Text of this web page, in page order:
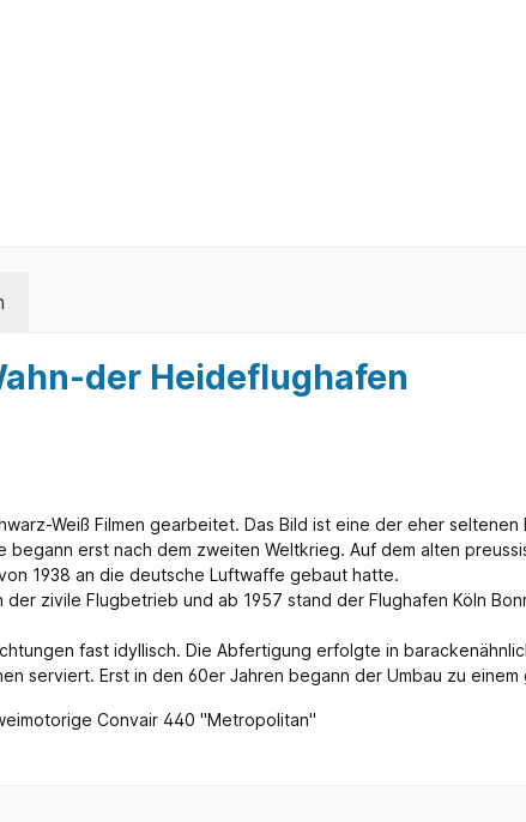
der Heideflughafen
Weiß Filmen gearbeitet. Das Bild ist eine der eher seltenen
begann erst nach dem zweiten Weltkrieg. Auf dem alten
1938 an die deutsche Luftwaffe gebaut hatte.
zivile Flugbetrieb und ab 1957 stand der Flughafen Köln
fast idyllisch. Die Abfertigung erfolgte in
serviert. Erst in den 60er Jahren begann der Umbau zu
Convair 440 "Metropolitan"